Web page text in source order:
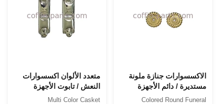
الاكسسوارات جنازة ملونة
مستديرة / دائم الأجهزة
قوس النعش 4 #
Colored Round Funeral
متعدد الألوان اكسسوارات
النعش / تابوت الأجهزة
البلاستيكية قوس
Multi Color Casket